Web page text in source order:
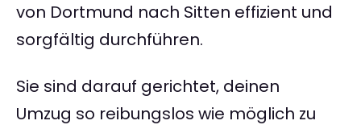
von Dortmund nach Sitten effizient und
sorgfältig durchführen.
Sie sind darauf gerichtet, deinen
Umzug so reibungslos wie möglich zu